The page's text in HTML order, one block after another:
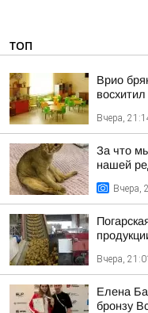
ТОП
Врио
Вчера,
За что
нашей
Вчера,
Вчера, 21:01
Елена
бронзу